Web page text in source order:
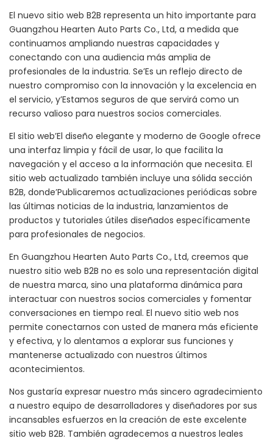
El nuevo sitio web B2B representa un hito importante para
Guangzhou Hearten Auto Parts Co., Ltd, a medida que
continuamos ampliando nuestras capacidades y
conectando con una audiencia más amplia de
profesionales de la industria. Se’Es un reflejo directo de
nuestro compromiso con la innovación y la excelencia en
el servicio, y’Estamos seguros de que servirá como un
recurso valioso para nuestros socios comerciales.
El sitio web’El diseño elegante y moderno de Google ofrece
una interfaz limpia y fácil de usar, lo que facilita la
navegación y el acceso a la información que necesita. El
sitio web actualizado también incluye una sólida sección
B2B, donde’Publicaremos actualizaciones periódicas sobre
las últimas noticias de la industria, lanzamientos de
productos y tutoriales útiles diseñados específicamente
para profesionales de negocios.
En Guangzhou Hearten Auto Parts Co., Ltd, creemos que
nuestro sitio web B2B no es solo una representación digital
de nuestra marca, sino una plataforma dinámica para
interactuar con nuestros socios comerciales y fomentar
conversaciones en tiempo real. El nuevo sitio web nos
permite conectarnos con usted de manera más eficiente
y efectiva, y lo alentamos a explorar sus funciones y
mantenerse actualizado con nuestros últimos
acontecimientos.
Nos gustaría expresar nuestro más sincero agradecimiento
a nuestro equipo de desarrolladores y diseñadores por sus
incansables esfuerzos en la creación de este excelente
sitio web B2B. También agradecemos a nuestros leales